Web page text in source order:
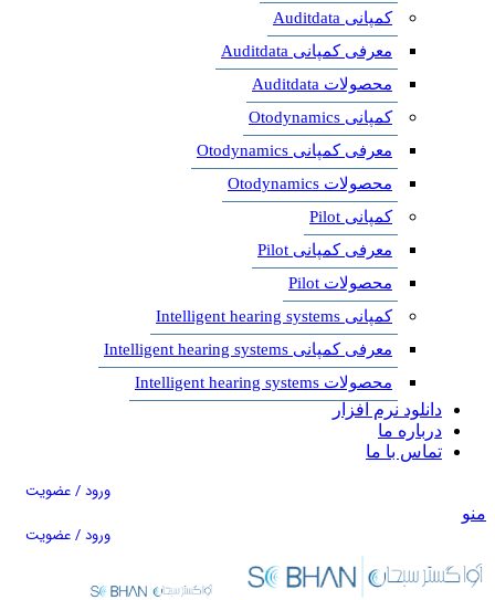
کمپانی Auditdata
معرفی کمپانی Auditdata
محصولات Auditdata
کمپانی Otodynamics
معرفی کمپانی Otodynamics
محصولات Otodynamics
کمپانی Pilot
معرفی کمپانی Pilot
محصولات Pilot
کمپانی Intelligent hearing systems
معرفی کمپانی Intelligent hearing systems
محصولات Intelligent hearing systems
دانلود نرم افزار
درباره ما
تماس با ما
ورود / عضویت
منو
ورود / عضویت